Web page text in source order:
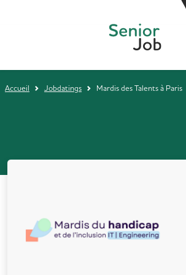
Accueil Jobdatings Mardis des Talents à Paris